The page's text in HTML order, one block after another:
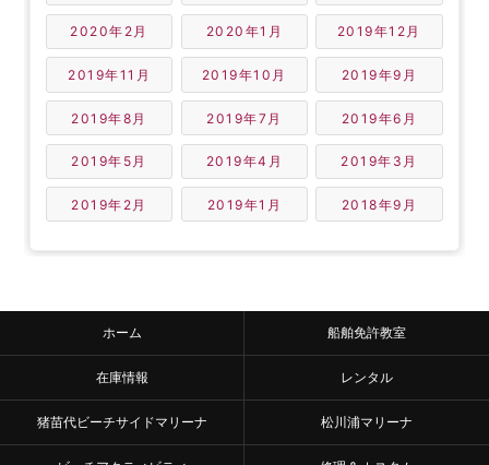
2020年2月 2020年1月 2019年12月
2019年11月 2019年10月 2019年9月
2019年8月 2019年7月 2019年6月
2019年5月 2019年4月 2019年3月
2019年2月 2019年1月 2018年9月
ホーム 船舶免許教室
在庫情報 レンタル
猪苗代ビーチサイドマリーナ 松川浦マリーナ